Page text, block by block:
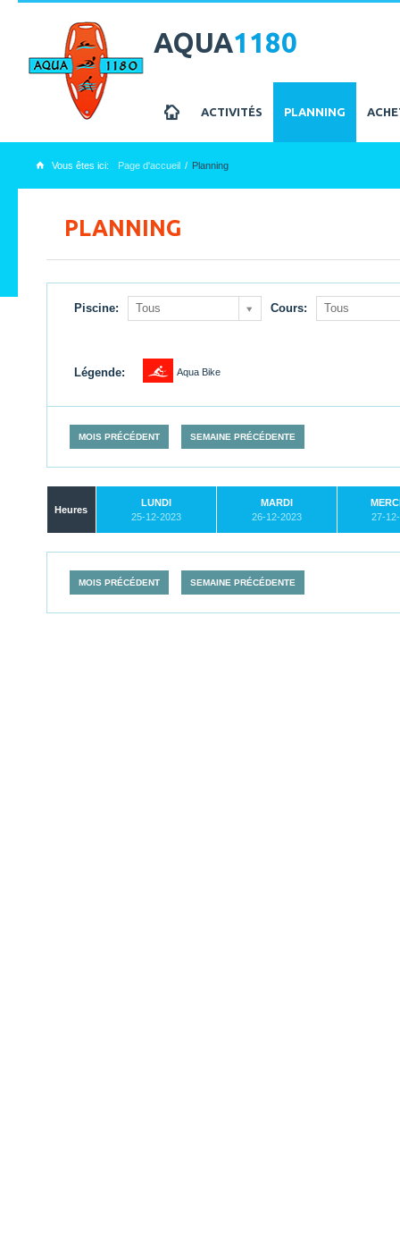
AQUA1180
z ACTIVITÉS PLANNING
x Vous êtes ici: Page d'accueil Planning
PLANNING
Piscine: Tous Cours: Tous
Légende: 1 Aqua Bike
MOIS PRÉCÉDENT SEMAINE PRÉCÉDENTE
Heures
LUNDI
25-12-2023
MARDI
26-12-2023
27-
MOIS PRÉCÉDENT SEMAINE PRÉCÉDENTE